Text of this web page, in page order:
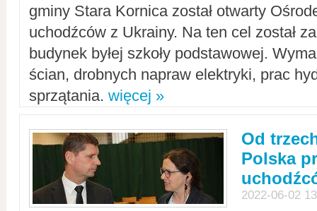
gminy Stara Kornica został otwarty
uchodźców z Ukrainy. Na ten cel został
budynek byłej szkoły podstawowej.
ścian, drobnych napraw elektryki, prac
sprzątania. więcej »
Od
Polska
2022-06-02